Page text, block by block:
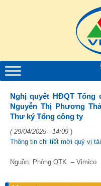
Nghị quyết HĐQT
Nguyễn Thị Phương
Thư ký Tổng công ty
( 29/04/2025 - 14:09 )
Thông tin chi tiết mời quý vị
Nguồn: Phòng QTK – Vimico